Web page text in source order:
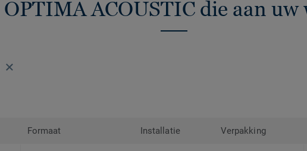
ACOUSTIC die aan uw
Formaat Installatie Verpakking